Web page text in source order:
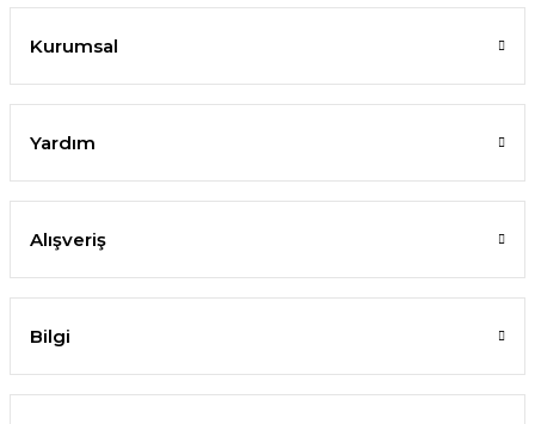
Kurumsal
Yardım
Alışveriş
Bilgi